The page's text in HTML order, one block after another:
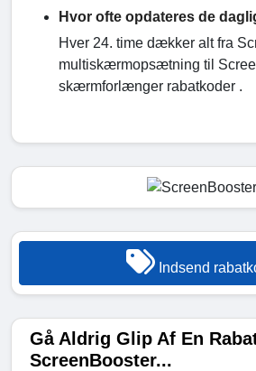
Hvor ofte opdateres de
Hver 24. time dækker alt fra
multiskærmopsætning til
skærmforlænger rabatkoder .
Indsend
Gå Aldrig Glip Af En
ScreenBooster...